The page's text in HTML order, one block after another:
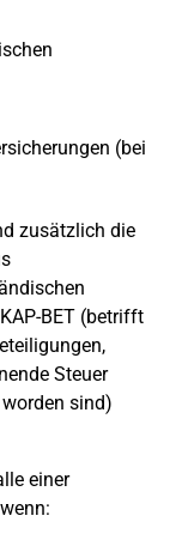
(bei
zusätzlich die
BET (betrifft
Steuer
sind)
einer